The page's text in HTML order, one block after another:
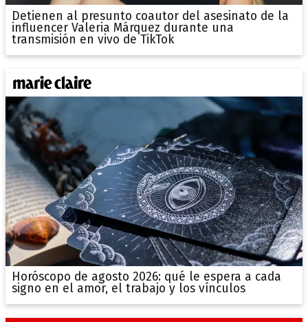
Detienen al presunto coautor del asesinato de la
influencer Valeria Márquez durante una
transmisión en vivo de TikTok
Horóscopo de agosto 2026: qué le espera a cada
signo en el amor, el trabajo y los vínculos